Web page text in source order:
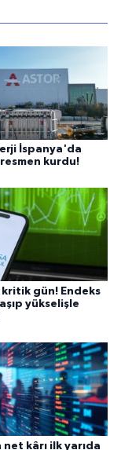
İspanya'da
kurdu!
kritik gün! Endeks
yükselişle
net kârı ilk yarıda